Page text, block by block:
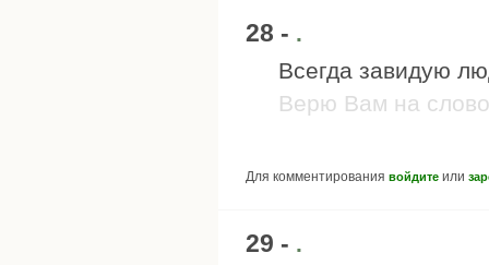
28 - .
Всегда завидую
Верю Вам на
Для комментирования войдите или
29 - .